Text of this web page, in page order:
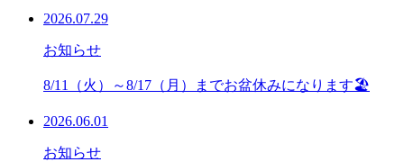
2026.07.29
お知らせ
8/11（火）～8/17（月）までお盆休みになります🏖
2026.06.01
お知らせ